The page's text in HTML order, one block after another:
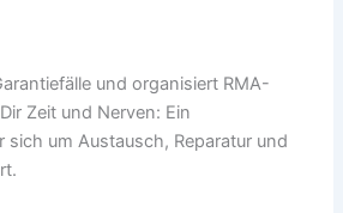
und organisiert RMA-
Zeit und Nerven: Ein
sich um Austausch, Reparatur und